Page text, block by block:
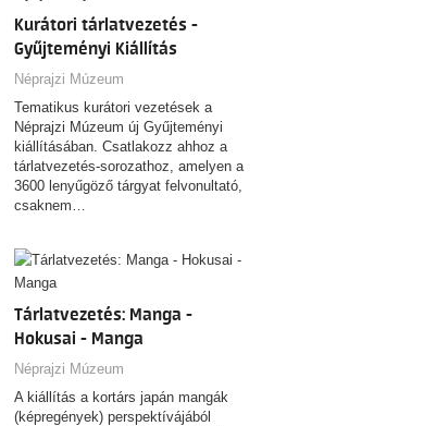
Kurátori tárlatvezetés -
Gyűjteményi Kiállítás
Néprajzi Múzeum
Tematikus kurátori vezetések a
Néprajzi Múzeum új Gyűjteményi
kiállításában. Csatlakozz ahhoz a
tárlatvezetés-sorozathoz, amelyen a
3600 lenyűgöző tárgyat felvonultató,
csaknem…
Tárlatvezetés: Manga -
Hokusai - Manga
Néprajzi Múzeum
A kiállítás a kortárs japán mangák
(képregények) perspektívájából